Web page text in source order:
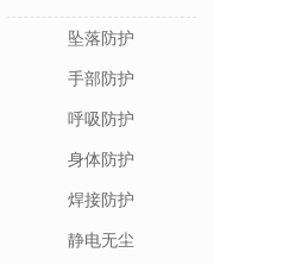
坠落防护
手部防护
呼吸防护
身体防护
焊接防护
静电无尘